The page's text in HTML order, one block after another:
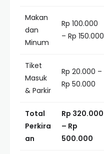
Makan
dan
Minum
Rp 100.000
– Rp 150.000
Tiket
Masuk
& Parkir
Rp 20.000 –
Rp 50.000
Total
Perkira
an
Rp 320.000
– Rp
500.000